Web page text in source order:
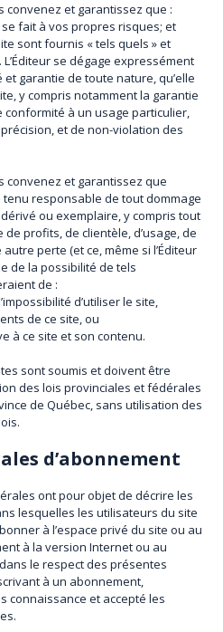
convenez et garantissez que :
se fait à vos propres risques; et
sont fournis « tels quels » et
se dégage expressément
garantie de toute nature, qu’elle
y compris notamment la garantie
conformité à un usage particulier,
précision, et de non-violation des
convenez et garantissez que
tenu responsable de tout dommage
ou exemplaire, y compris tout
profits, de clientèle, d’usage, de
perte (et ce, même si l’Éditeur
de la possibilité de tels
de :
d’utiliser le site,
de ce site, ou
à ce site et son contenu.
sont soumis et doivent être
des lois provinciales et fédérales
de Québec, sans utilisation des
d’abonnement
ont pour objet de décrire les
lesquelles les utilisateurs du site
à l’espace privé du site ou au
à la version Internet ou au
le respect des présentes
à un abonnement,
connaissance et accepté les